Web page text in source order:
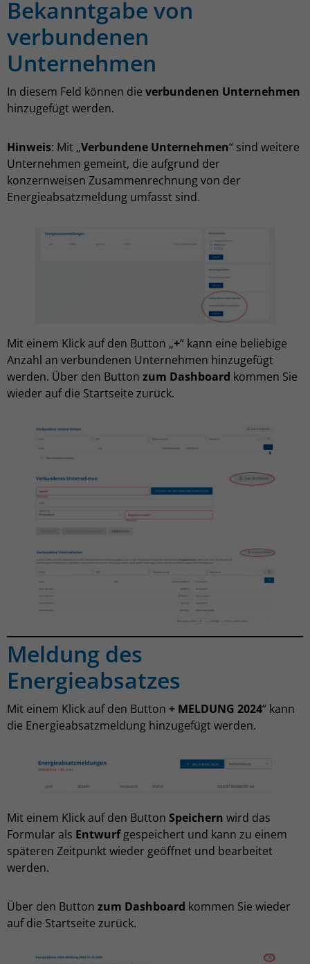
Bekanntgabe von
verbundenen
Unternehmen
In diesem Feld können die verbundenen Unternehmen
hinzugefügt werden.
Hinweis: Mit „Verbundene Unternehmen“ sind weitere
Unternehmen gemeint, die aufgrund der
konzernweisen Zusammenrechnung von der
Energieabsatzmeldung umfasst sind.
Mit einem Klick auf den Button „+“ kann eine beliebige
Anzahl an verbundenen Unternehmen hinzugefügt
werden. Über den Button zum Dashboard kommen Sie
wieder auf die Startseite zurück.
Meldung des
Energieabsatzes
Mit einem Klick auf den Button + MELDUNG 2024“ kann
die Energieabsatzmeldung hinzugefügt werden.
Mit einem Klick auf den Button Speichern wird das
Formular als Entwurfgespeichert und kann zu einem
späteren Zeitpunkt wieder geöffnet und bearbeitet
werden.
Über den Button zum Dashboard kommen Sie wieder
auf die Startseite zurück.